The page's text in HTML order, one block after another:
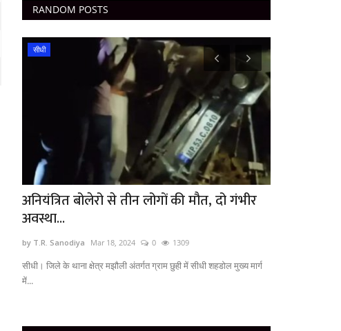
RANDOM POSTS
सीधी
अनियंत्रित बोलेरो से तीन लोगों की मौत, दो गंभीर
अवस्था...
by T.R. Sanodiya Mar 18, 2024 0 1309
सीधी। जिले के थाना क्षेत्र मझौली अंतर्गत ग्राम छुही में सीधी शहडोल मुख्य मार्ग
में...